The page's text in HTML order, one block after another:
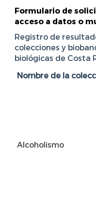
Formulario de
acceso a datos o
Registro de
colecciones y
biológicas de Costa
Nombre de la
Alcoholismo